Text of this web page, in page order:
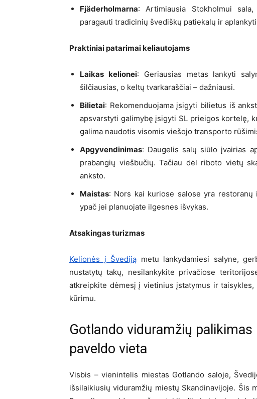
Fjäderholmarna: Artimiausia Stokholmui
paragauti tradicinių švediškų patiekalų ir
Praktiniai patarimai keliautojams
Laikas kelionei: Geriausias metas lankyti
šilčiausias, o keltų tvarkaraščiai – dažniausi.
Bilietai: Rekomenduojama įsigyti bilietus iš
apsvarstyti galimybę įsigyti SL prieigos kortelę,
galima naudotis visomis viešojo transporto
Apgyvendinimas: Daugelis salų siūlo įvairias
prabangių viešbučių. Tačiau dėl riboto vietų
anksto.
Maistas: Nors kai kuriose salose yra
ypač jei planuojate ilgesnes išvykas.
Atsakingas turizmas
Kelionės į Švediją metu lankydamiesi salyne,
nustatytų takų, nesilankykite privačiose
atkreipkite dėmesį į vietinius įstatymus ir
kūrimu.
Gotlando viduramžių
paveldo vieta
Visbis – vienintelis miestas Gotlando saloje,
išsilaikiusių viduramžių miestų Skandinavijoje. Šis